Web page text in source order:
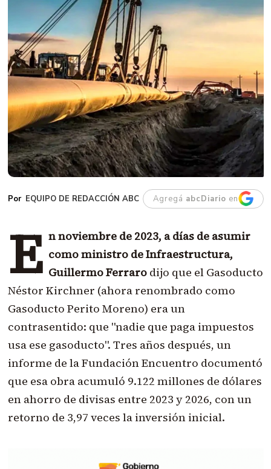
EQUIPO DE REDACCIÓN ABC Agregá abcDiario en
E n noviembre de 2023, a días de asumir
como ministro de Infraestructura,
Guillermo Ferraro dijo que el Gasoducto
Néstor Kirchner (ahora renombrado como
Gasoducto Perito Moreno) era un
contrasentido: que "nadie que paga impuestos
usa ese gasoducto". Tres años después, un
informe de la Fundación Encuentro documentó
que esa obra acumuló 9.122 millones de dólares
en ahorro de divisas entre 2023 y 2026, con un
retorno de 3,97 veces la inversión inicial.